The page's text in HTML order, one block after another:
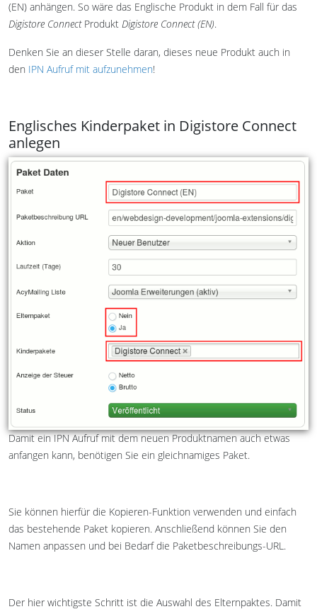
(EN) anhängen. So wäre das Englische Produkt in dem Fall für das
Digistore ConnectProdukt Digistore Connect (EN).
Denken Sie an dieser Stelle daran, dieses neue Produkt auch in
den IPN Aufruf mit aufzunehmen!
Englisches Kinderpaket in Digistore Connect
anlegen
Damit ein IPN Aufruf mit dem neuen Produktnamen auch etwas
anfangen kann, benötigen Sie ein gleichnamiges Paket.
Sie können hierfür die Kopieren-Funktion verwenden und einfach
das bestehende Paket kopieren. Anschließend können Sie den
Namen anpassen und bei Bedarf die Paketbeschreibungs-URL.
Der hier wichtigste Schritt ist die Auswahl des Elternpaktes. Damit